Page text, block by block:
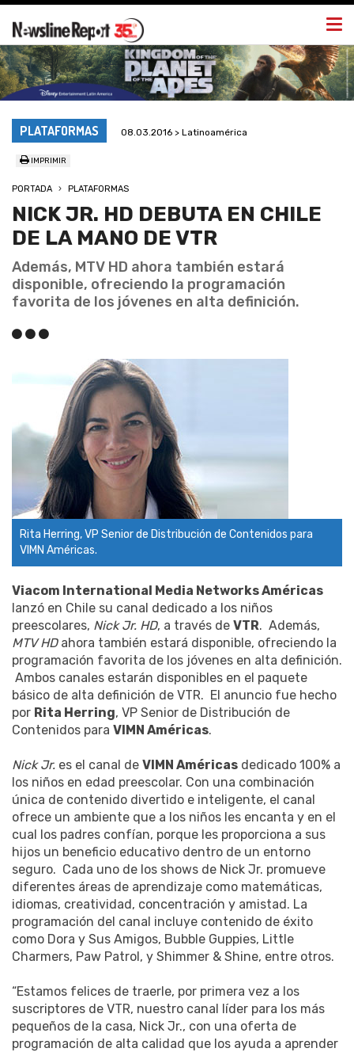
PLATAFORMAS 08.03.2016 > Latinoamérica
IMPRIMIR
PORTADA PLATAFORMAS
NICK JR. HD DEBUTA EN CHILE
DE LA MANO DE VTR
Además, MTV HD ahora también estará
disponible, ofreciendo la programación
favorita de los jóvenes en alta definición.
Rita Herring, VP Senior de Distribución de Contenidos para
VIMN Américas.
Viacom International Media NetworksAméricas
lanzó en Chile su canal dedicado a los niños
preescolares, Nick Jr. HD, a través de VTR. Además,
MTV HDahora también estará disponible, ofreciendo la
programación favorita de los jóvenes en alta definición.
Ambos canales estarán disponibles en el paquete
básico de alta definición de VTR. El anuncio fue hecho
por Rita Herring, VP Senior de Distribución de
Contenidos para VIMN Américas.
Nick Jr. es el canal de VIMN Américas dedicado 100% a
los niños en edad preescolar. Con una combinación
única de contenido divertido e inteligente, el canal
ofrece un ambiente que a los niños les encanta y en el
cual los padres confían, porque les proporciona a sus
hijos un beneficio educativo dentro de un entorno
seguro. Cada uno de los shows de Nick Jr. promueve
diferentes áreas de aprendizaje como matemáticas,
idiomas, creatividad, concentración y amistad. La
programación del canal incluye contenido de éxito
como Dora y Sus Amigos, Bubble Guppies, Little
Charmers, Paw Patrol, y Shimmer & Shine, entre otros.
“Estamos felices de traerle, por primera vez a los
suscriptores de VTR, nuestro canal líder para los más
pequeños de la casa, Nick Jr., con una oferta de
programación de alta calidad que los ayuda a aprender